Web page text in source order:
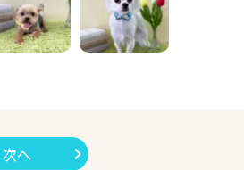
次へ